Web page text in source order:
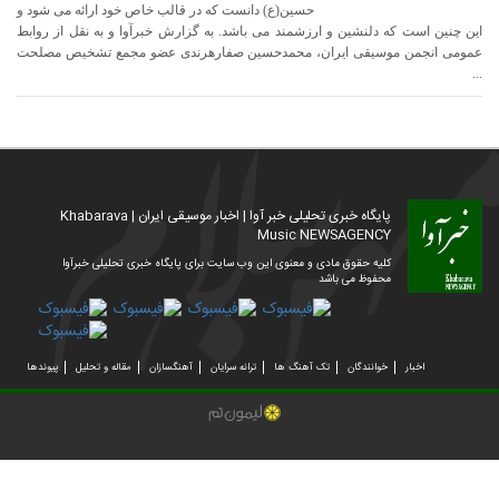
حسین(ع) دانست که در قالب خاص خود ارائه می شود و
این چنین است که دلنشین و ارزشمند می باشد. به گزارش خبرآوا و به نقل از روابط
عمومی انجمن موسیقی ایران، محمدحسین صفارهرندی عضو مجمع تشخیص مصلحت
پایگاه خبری تحلیلی خبر آوا | اخبار موسیقی ایران | Khabarava
Music NEWSAGENCY
کلیه حقوق مادی و معنوی این وب سایت برای پایگاه خبری تحلیلی خبرآوا
محفوظ می باشد
اخبار خوانندگان تک آهنگ ها ترانه سرایان آهنگسازان مقاله و تحلیل پیوندها